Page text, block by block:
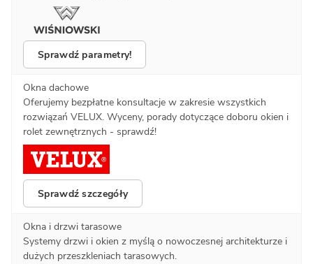
Sprawdź parametry!
Okna dachowe
Oferujemy bezpłatne konsultacje w zakresie wszystkich
rozwiązań VELUX. Wyceny, porady dotyczące doboru okien i
rolet zewnętrznych - sprawdź!
Sprawdź szczegóły
Okna i drzwi tarasowe
Systemy drzwi i okien z myślą o nowoczesnej architekturze i
dużych przeszkleniach tarasowych.